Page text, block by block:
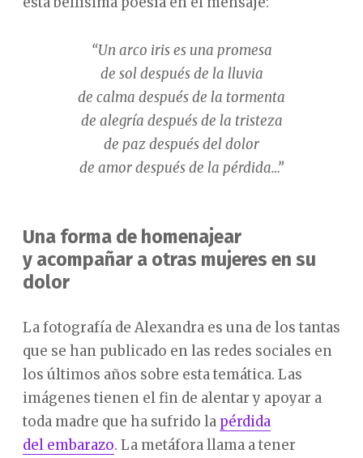
“Un arco iris es una promesa
de sol después de la lluvia
de calma después de la tormenta
de alegría después de la tristeza
de paz después del dolor
de amor después de la pérdida…”
Una forma de homenajear
y acompañar a otras mujeres en su
dolor
La fotografía de Alexandra es una de los tantas
que se han publicado en las redes sociales en
los últimos años sobre esta temática. Las
imágenes tienen el fin de alentar y apoyar a
toda madre que ha sufrido la pérdida
del embarazo. La metáfora llama a tener